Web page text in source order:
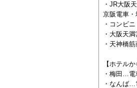
・JR大阪
京阪電車
・コンビ
・大阪天
・天神橋
【ホテル
・梅田…電
・なんば…